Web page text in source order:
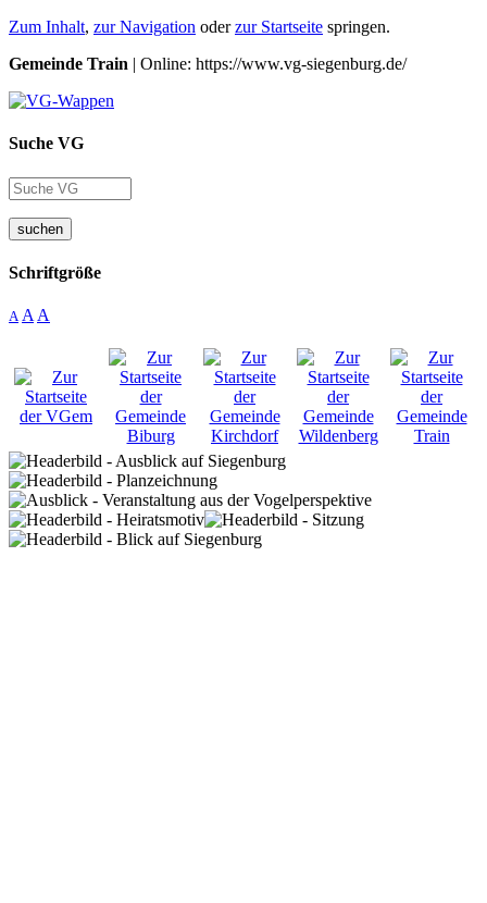
Zum Inhalt, zur Navigation oderzur Startseite springen.
Gemeinde Train | Online: https://www.vg-siegenburg.de/
Suche VG
suchen
Schriftgröße
A A A